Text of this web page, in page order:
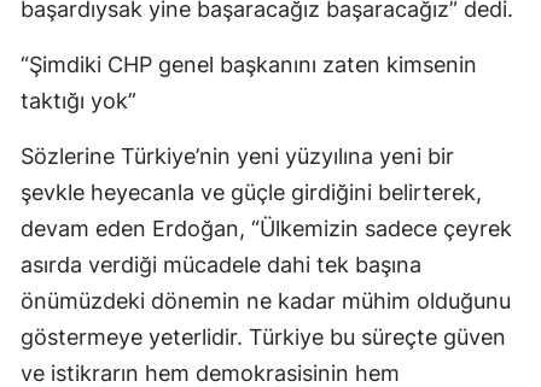
başardıysak yine başaracağız başaracağız” dedi.
“Şimdiki CHP genel başkanını zaten kimsenin
taktığı yok”
Sözlerine Türkiye’nin yeni yüzyılına yeni bir
şevkle heyecanla ve güçle girdiğini belirterek,
devam eden Erdoğan, “Ülkemizin sadece çeyrek
asırda verdiği mücadele dahi tek başına
önümüzdeki dönemin ne kadar mühim olduğunu
göstermeye yeterlidir. Türkiye bu süreçte güven
ve istikrarın hem demokrasisinin hem